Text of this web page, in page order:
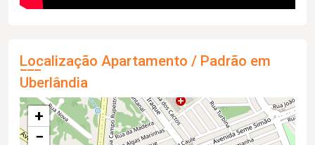
Localização Apartamento / Padrão em
Uberlândia
+
−